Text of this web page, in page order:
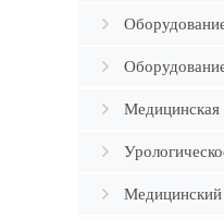
ортопедии
Андрологии
патологии
Медицинская
оборудование
Медицинский